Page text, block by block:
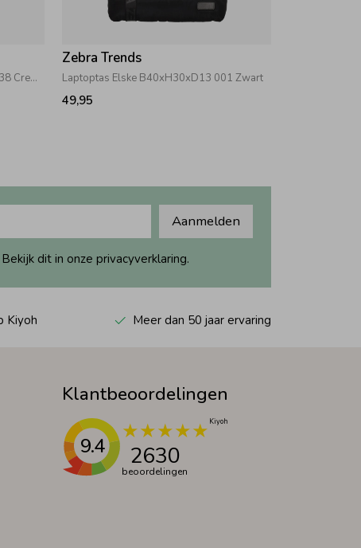
Schoudertas Elske B28xH22xD7 138 Creme
Zebra Trends
Laptoptas Elske B40xH30xD13 001 Zwart
49,95
Aanmelden
dit in onze privacyverklaring.
Kiyoh Meer dan 50 jaar ervaring
Klantbeoordelingen
9.4 2630
beoordelingen